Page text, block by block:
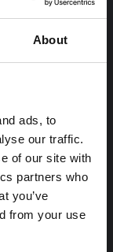
About
ads, to
our traffic.
of our site with
partners who
you’ve
from your use
upp sina